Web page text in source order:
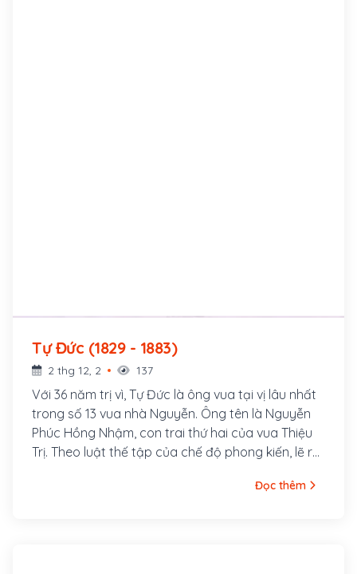
Tự Đức (1829 - 1883)
2 thg 12, 2 137
Với 36 năm trị vì, Tự Đức là ông vua tại vị lâu nhất
trong số 13 vua nhà Nguyễn. Ông tên là Nguyễn
Phúc Hồng Nhậm, con trai thứ hai của vua Thiệu
Trị. Theo luật thế tập của chế độ phong kiến, lẽ ra
Nhưng do tài năng thấp kém, tính khí ngông
Đọc thêm